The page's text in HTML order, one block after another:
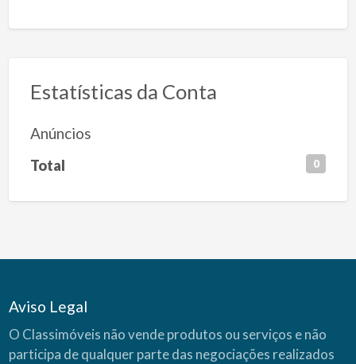
Estatísticas da Conta
Anúncios
Total 0
Aviso Legal
O Classimóveis não vende produtos ou serviços e não
participa de qualquer parte das negociações realizados